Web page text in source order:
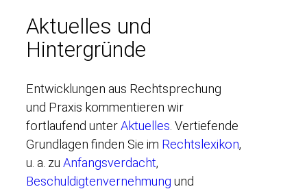
Aktuelles und
Hintergründe
Entwicklungen aus Rechtsprechung
und Praxis kommentieren wir
fortlaufend unterAktuelles . Vertiefende
Grundlagen finden Sie im Rechtslexikon,
u. a. zu Anfangsverdacht,
Beschuldigtenvernehmung und